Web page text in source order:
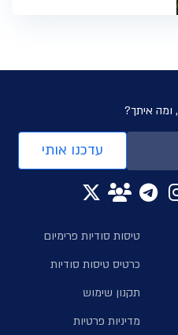
טיסות סודיות פרימיום
כרטיס טיסות סודיות
תקנון שימוש
מדיניות פרטיות
ומה איתך?
עדכנו אותי